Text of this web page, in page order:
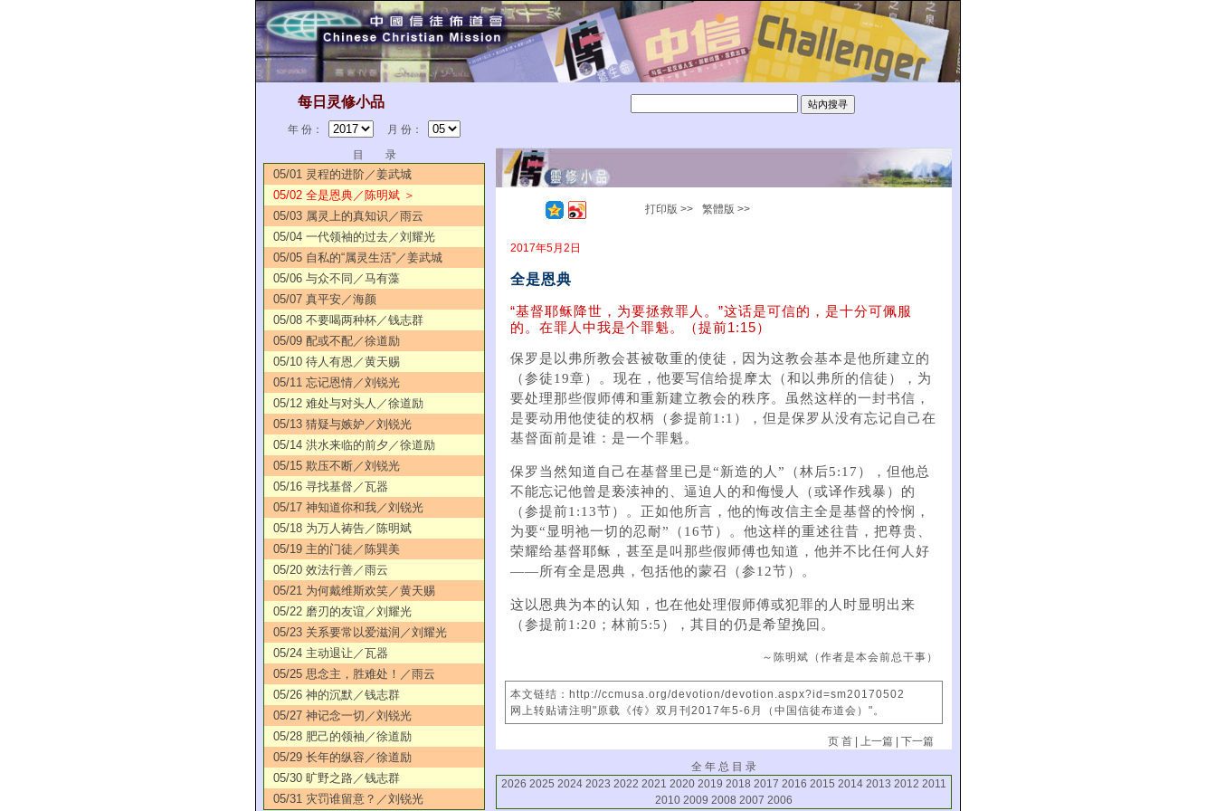
每日灵修小品
年 份：
月 份：
目 录
05/01 灵程的进阶／姜武城
05/02 全是恩典／陈明斌 ＞
05/03 属灵上的真知识／雨云
05/04 一代领袖的过去／刘耀光
05/05 自私的“属灵生活”／姜武城
05/06 与众不同／马有藻
05/07 真平安／海颜
05/08 不要喝两种杯／钱志群
05/09 配或不配／徐道励
05/10 待人有恩／黄天赐
05/11 忘记恩情／刘锐光
05/12 难处与对头人／徐道励
05/13 猜疑与嫉妒／刘锐光
05/14 洪水来临的前夕／徐道励
05/15 欺压不断／刘锐光
05/16 寻找基督／瓦器
05/17 神知道你和我／刘锐光
05/18 为万人祷告／陈明斌
05/19 主的门徒／陈巽美
05/20 效法行善／雨云
05/21 为何戴维斯欢笑／黄天赐
05/22 磨刃的友谊／刘耀光
05/23 关系要常以爱滋润／刘耀光
05/24 主动退让／瓦器
05/25 思念主，胜难处！／雨云
05/26 神的沉默／钱志群
05/27 神记念一切／刘锐光
05/28 肥己的领袖／徐道励
05/29 长年的纵容／徐道励
05/30 旷野之路／钱志群
05/31 灾罚谁留意？／刘锐光
打印版 >> 繁體版 >>
2017年5月2日
全是恩典
“基督耶稣降世，为要拯救罪人。”这话是可信的，是十分可佩服
的。在罪人中我是个罪魁。（提前1:15）
保罗是以弗所教会甚被敬重的使徒，因为这教会基本是他所建立的
（参徒19章）。现在，他要写信给提摩太（和以弗所的信徒），为
要处理那些假师傅和重新建立教会的秩序。虽然这样的一封书信，
是要动用他使徒的权柄（参提前1:1），但是保罗从没有忘记自己在
基督面前是谁：是一个罪魁。
保罗当然知道自己在基督里已是“新造的人”（林后5:17），但他总
不能忘记他曾是亵渎神的、逼迫人的和侮慢人（或译作残暴）的
（参提前1:13节）。正如他所言，他的悔改信主全是基督的怜悯，
为要“显明祂一切的忍耐”（16节）。他这样的重述往昔，把尊贵、
荣耀给基督耶稣，甚至是叫那些假师傅也知道，他并不比任何人好
——所有全是恩典，包括他的蒙召（参12节）。
这以恩典为本的认知，也在他处理假师傅或犯罪的人时显明出来
（参提前1:20；林前5:5），其目的仍是希望挽回。
～陈明斌（作者是本会前总干事）
本文链结：http://ccmusa.org/devotion/devotion.aspx?id=sm20170502
网上转贴请注明"原载《传》双月刊2017年5-6月（中国信徒布道会）"。
页 首 |上一篇 |下一篇
全 年 总 目 录
2026 2025 2024 2023 2022 2021 2020 2019 2018 2017 2016 2015 2014 2013 2012 2011
2010 2009 2008 2007 2006